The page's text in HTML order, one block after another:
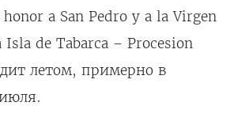
a San Pedro y a la Virgen
Isla de Tabarca – Procesion
летом, примерно в